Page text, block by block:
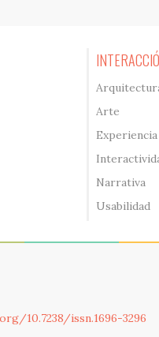
Arte
Narrativa
Usabilidad
10.7238/issn.1696-3296